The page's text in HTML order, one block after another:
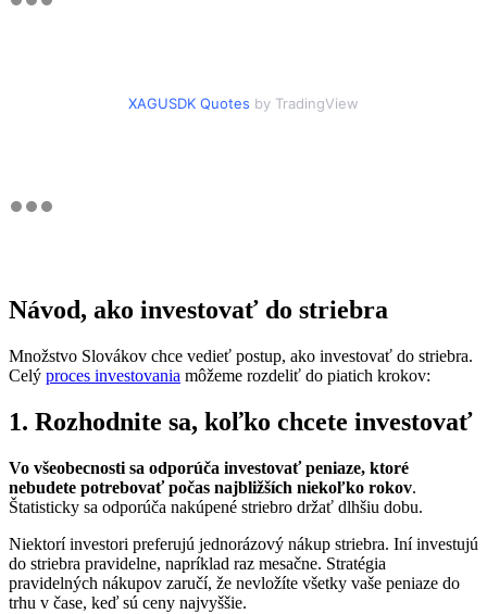
XAGUSDK Quotes by TradingView
Návod, ako investovať do striebra
Množstvo Slovákov chce vedieť postup, ako investovať do striebra.
Celý proces investovania môžeme rozdeliť do piatich krokov:
1. Rozhodnite sa, koľko chcete investovať
Vo všeobecnosti sa odporúča investovať peniaze, ktoré
nebudete potrebovať počas najbližších niekoľko rokov.
Štatisticky sa odporúča nakúpené striebro držať dlhšiu dobu.
Niektorí investori preferujú jednorázový nákup striebra. Iní investujú
do striebra pravidelne, napríklad raz mesačne. Stratégia
pravidelných nákupov zaručí, že nevložíte všetky vaše peniaze do
trhu v čase, keď sú ceny najvyššie.